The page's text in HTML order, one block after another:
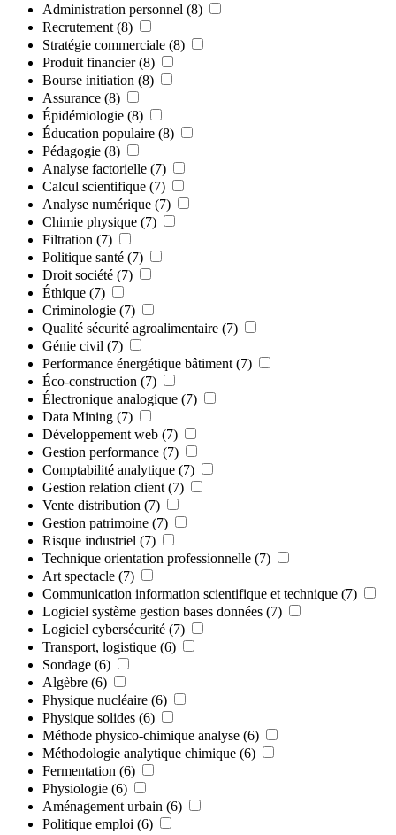
Administration personnel (8)
Recrutement (8)
Stratégie commerciale (8)
Produit financier (8)
Bourse initiation (8)
Assurance (8)
Épidémiologie (8)
Éducation populaire (8)
Pédagogie (8)
Analyse factorielle (7)
Calcul scientifique (7)
Analyse numérique (7)
Chimie physique (7)
Filtration (7)
Politique santé (7)
Droit société (7)
Éthique (7)
Criminologie (7)
Qualité sécurité agroalimentaire (7)
Génie civil (7)
Performance énergétique bâtiment (7)
Éco-construction (7)
Électronique analogique (7)
Data Mining (7)
Développement web (7)
Gestion performance (7)
Comptabilité analytique (7)
Gestion relation client (7)
Vente distribution (7)
Gestion patrimoine (7)
Risque industriel (7)
Technique orientation professionnelle (7)
Art spectacle (7)
Communication information scientifique et technique (7)
Logiciel système gestion bases données (7)
Logiciel cybersécurité (7)
Transport, logistique (6)
Sondage (6)
Algèbre (6)
Physique nucléaire (6)
Physique solides (6)
Méthode physico-chimique analyse (6)
Méthodologie analytique chimique (6)
Fermentation (6)
Physiologie (6)
Aménagement urbain (6)
Politique emploi (6)